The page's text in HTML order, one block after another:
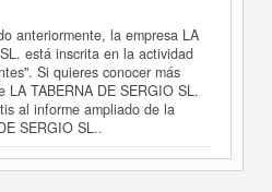
anteriormente, la empresa LA
está inscrita en la actividad
Si quieres conocer más
LA TABERNA DE SERGIO SL.
al informe ampliado de la
SERGIO SL..